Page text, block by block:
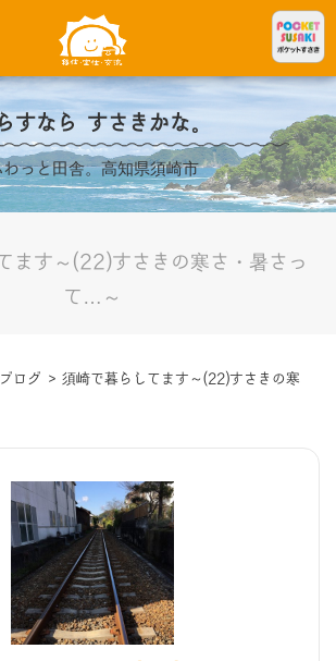
すなら すさきかな。
っと田舎。高知県須崎市
ます～(22)すさきの寒さ・暑さっ
て…～
ログ > 須崎で暮らしてます～(22)すさきの寒